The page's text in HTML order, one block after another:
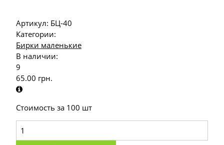
Артикул: БЦ-40
Категории:
Бирки маленькие
В наличии:
9
65.00 грн.
Стоимость за 100 шт